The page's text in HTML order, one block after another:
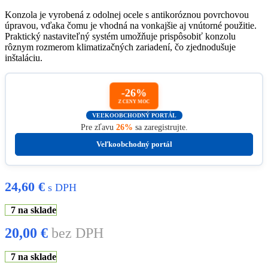
Konzola je vyrobená z odolnej ocele s antikoróznou povrchovou
úpravou, vďaka čomu je vhodná na vonkajšie aj vnútorné použitie.
Praktický nastaviteľný systém umožňuje prispôsobiť konzolu
rôznym rozmerom klimatizačných zariadení, čo zjednodušuje
inštaláciu.
-26%
Z CENY MOC
VEĽKOOBCHODNÝ PORTÁL
Pre zľavu 26% sa zaregistrujte.
Veľkoobchodný portál
24,60 € s DPH
7 na sklade
20,00 € bez DPH
7 na sklade